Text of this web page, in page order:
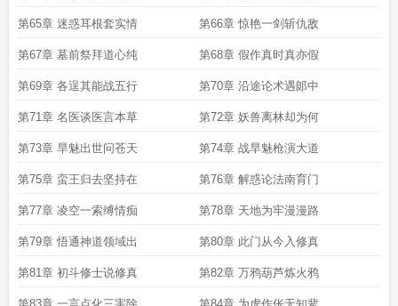
第65章 迷惑耳根套实情 第66章 惊艳一剑斩仇敌
第67章 墓前祭拜道心纯 第68章 假作真时真亦假
第69章 各逞其能战五行 第70章 沿途论术遇郞中
第71章 名医谈医言本草 第72章 妖兽离林却为何
第73章 旱魅出世问苍天 第74章 战旱魅枪演大道
第75章 蛮王归去坚持在 第76章 解惑论法南育门
第77章 凌空一索缚情痴 第78章 天地为牢漫漫路
第79章 悟通神道领域出 第80章 此门从今入修真
第81章 初斗修士说修真 第82章 万鸦葫芦炼火鸦